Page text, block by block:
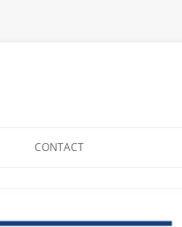
CONTACT